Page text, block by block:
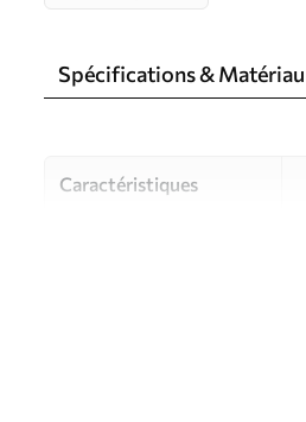
Spécifications & Matériau
Caractéristiques